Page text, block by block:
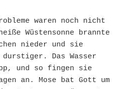
waren noch nicht
Wüstensonne brannte
nieder und sie
durstiger. Das Wasser
und so fingen sie
an. Mose bat Gott um